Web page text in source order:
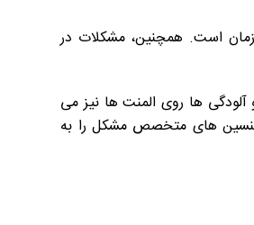
زمان است. همچنین، مشکلات در
ها روی المنت ها نیز می
تکنسین های متخصص مشکل را به